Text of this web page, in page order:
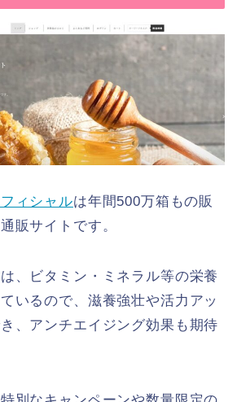
ィシャルは年間500万箱もの販
販サイトです。
、ビタミン・ミネラル等の栄養
いるので、滋養強壮や活力アッ
、アンチエイジング効果も期待